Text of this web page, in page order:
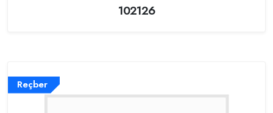
102126
Reçber